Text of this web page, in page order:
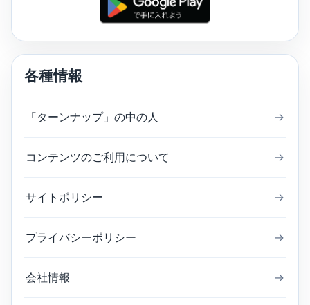
各種情報
「ターンナップ」の中の人 →
コンテンツのご利用について →
サイトポリシー →
プライバシーポリシー →
会社情報 →